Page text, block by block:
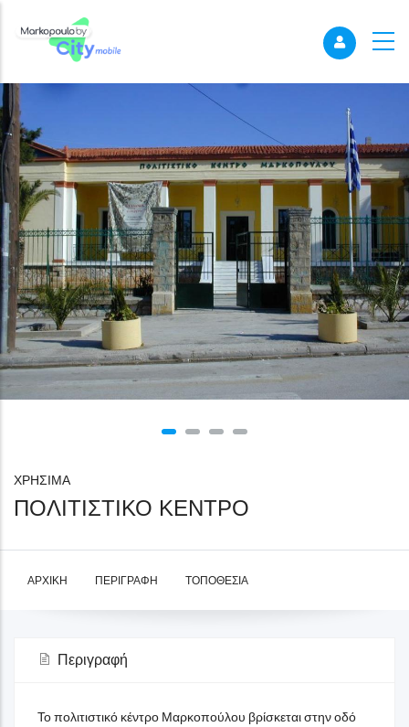
ΧΡΗΣΙΜΑ
ΠΟΛΙΤΙΣΤΙΚΟ ΚΕΝΤΡΟ
ΑΡΧΙΚΉ ΠΕΡΙΓΡΑΦΉ ΤΟΠΟΘΕΣΊΑ
Περιγραφή
Το πολιτιστικό κέντρο Μαρκοπούλου βρίσκεται στην οδό